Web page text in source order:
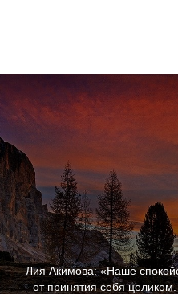
Лия Акимова: «Наше
от принятия себя